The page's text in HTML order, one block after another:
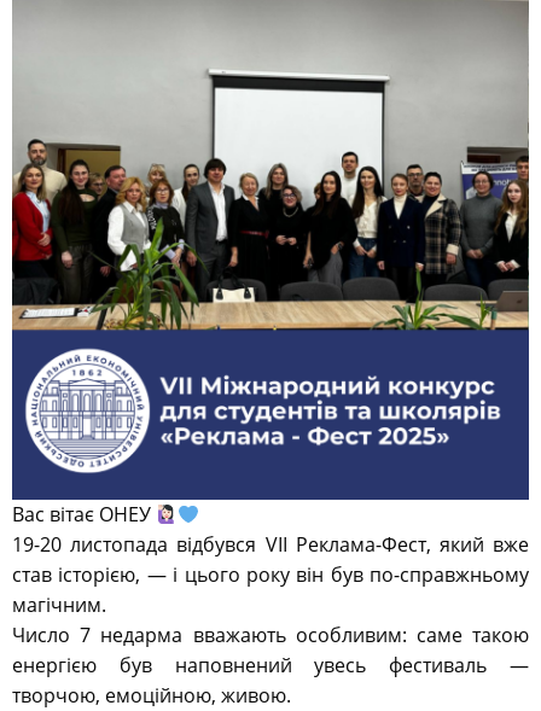
Вас вітає ОНЕУ
19-20 листопада відбувся VII Реклама-Фест, який вже
став історією, — і цього року він був по-справжньому
магічним.
Число 7 недарма вважають особливим: саме такою
енергією був наповнений увесь фестиваль —
творчою, емоційною, живою.